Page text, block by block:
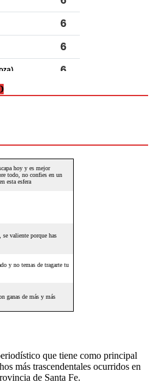
que tiene como principal
más trascendentales ocurridos en
de Santa Fe.